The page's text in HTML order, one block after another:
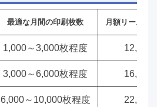
最適な月間の印刷枚数 月額リース料
1,000～3,000枚程度 12,000
3,000～6,000枚程度 16,000
6,000～10,000枚程度 22,000